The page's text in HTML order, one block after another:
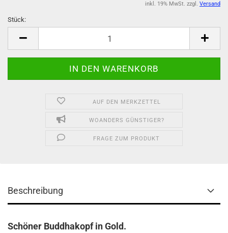
inkl. 19% MwSt. zzgl. Versand
Stück:
AUF DEN MERKZETTEL
WOANDERS GÜNSTIGER?
FRAGE ZUM PRODUKT
Beschreibung
Schöner Buddhakopf in Gold.